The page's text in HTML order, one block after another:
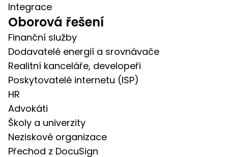
Integrace
Oborová řešení
Finanční služby
Dodavatelé energií a srovnávače
Realitní kanceláře, developeři
Poskytovatelé internetu (ISP)
HR
Advokáti
Školy a univerzity
Neziskové organizace
Přechod z DocuSign